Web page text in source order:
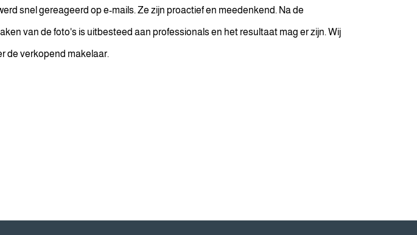
snel gereageerd op e-mails. Ze zijn proactief en meedenkend. Na de
van de foto's is uitbesteed aan professionals en het resultaat mag er zijn. Wij
de verkopend makelaar.